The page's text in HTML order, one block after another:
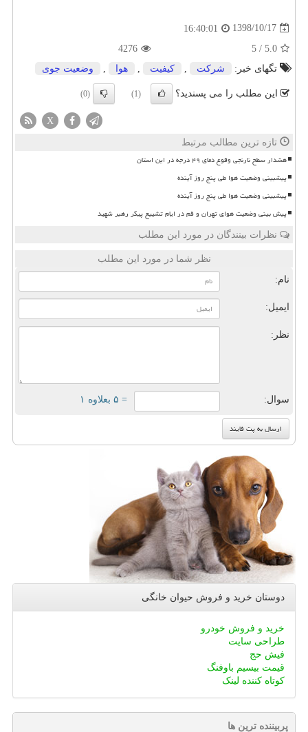
1398/10/17
16:40:01
5.0
/
5
4276
تگهای خبر:
شركت كیفیت هوا وضعیت جوی
این مطلب را می پسندید؟ (1)
(0)
X
تازه ترین مطالب مرتبط
هشدار سطح نارنجی وقوع دمای ۴۹ درجه در این استان
پیشبینی وضعیت هوا طی پنج روز آینده
پیشبینی وضعیت هوا طی پنج روز آینده
پیش بینی وضعیت هوای تهران و قم در ایام تشییع پیکر رهبر شهید
نظرات بینندگان در مورد این مطلب
نظر شما در مورد این مطلب
نام:
ایمیل:
نظر:
سوال: = ۵ بعلاوه ۱
دوستان خرید و فروش حیوان خانگی
خرید و فروش خودرو
طراحی سایت
فیش حج
قیمت بیسیم باوفنگ
کوتاه کننده لینک
پربیننده ترین ها